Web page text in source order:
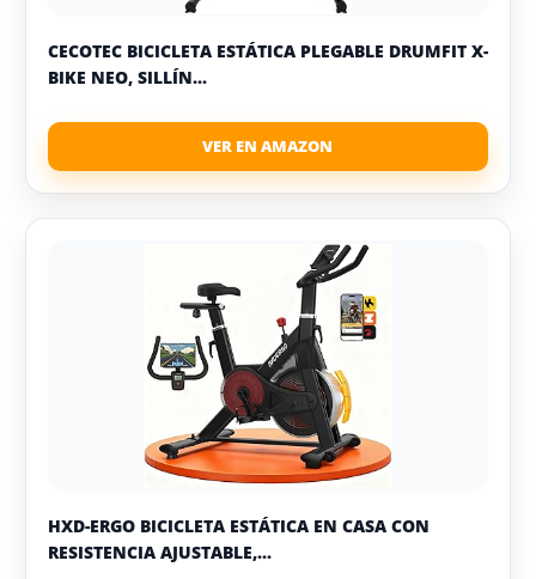
CECOTEC BICICLETA ESTÁTICA PLEGABLE DRUMFIT X-
BIKE NEO, SILLÍN...
HXD-ERGO BICICLETA ESTÁTICA EN CASA CON
RESISTENCIA AJUSTABLE,...